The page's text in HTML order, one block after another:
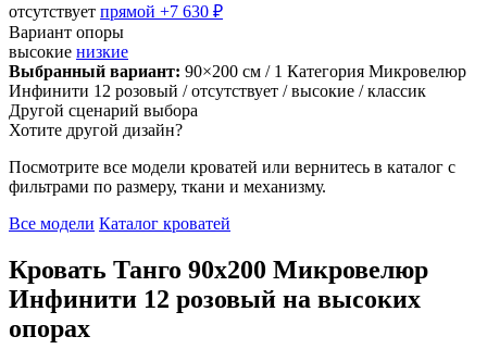
отсутствует прямой +7 630 ₽
Вариант опоры
высокие низкие
Выбранный вариант: 90×200 см / 1 Категория Микровелюр
Инфинити 12 розовый / отсутствует / высокие / классик
Другой сценарий выбора
Хотите другой дизайн?
Посмотрите все модели кроватей или вернитесь в каталог с
фильтрами по размеру, ткани и механизму.
Все модели Каталог кроватей
Кровать Танго 90х200 Микровелюр
Инфинити 12 розовый на высоких
опорах